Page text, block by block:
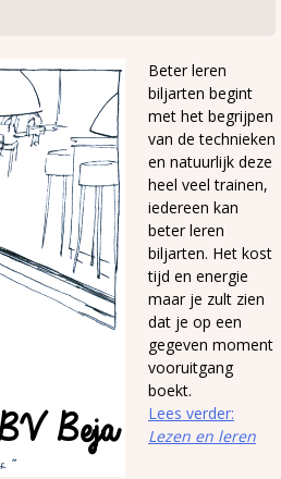
Beter leren
biljarten begint
met het begrijpen
van de technieken
en natuurlijk deze
heel veel trainen,
iedereen kan
beter leren
biljarten. Het kost
tijd en energie
maar je zult zien
dat je op een
gegeven moment
vooruitgang
boekt.
Lees verder:
Lezen en leren